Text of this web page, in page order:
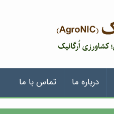
درباره ما تماس با ما